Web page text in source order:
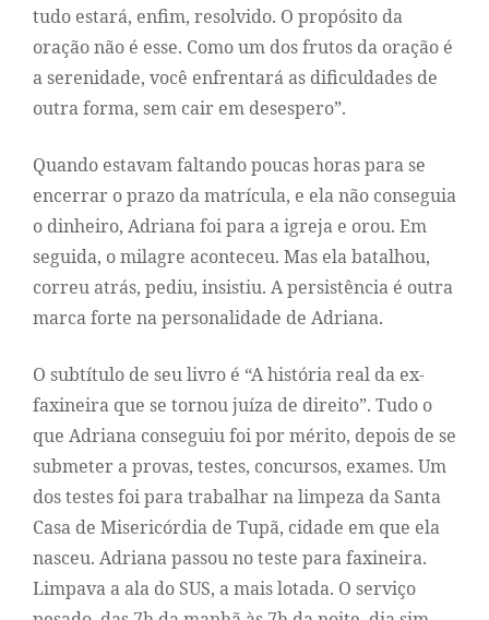
tudo estará, enfim, resolvido. O propósito da
oração não é esse. Como um dos frutos da oração é
a serenidade, você enfrentará as dificuldades de
outra forma, sem cair em desespero”.
Quando estavam faltando poucas horas para se
encerrar o prazo da matrícula, e ela não conseguia
o dinheiro, Adriana foi para a igreja e orou. Em
seguida, o milagre aconteceu. Mas ela batalhou,
correu atrás, pediu, insistiu. A persistência é outra
marca forte na personalidade de Adriana.
O subtítulo de seu livro é “A história real da ex-
faxineira que se tornou juíza de direito”. Tudo o
que Adriana conseguiu foi por mérito, depois de se
submeter a provas, testes, concursos, exames. Um
dos testes foi para trabalhar na limpeza da Santa
Casa de Misericórdia de Tupã, cidade em que ela
nasceu. Adriana passou no teste para faxineira.
Limpava a ala do SUS, a mais lotada. O serviço